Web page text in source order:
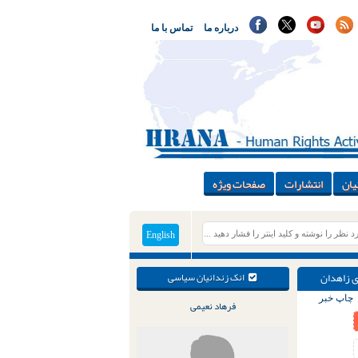
تماس با ما درباره ما
انتشارات صفحات ویژه
English
انک زندانیان سیاسی
فرهاد نعیمی
چاپ خبر